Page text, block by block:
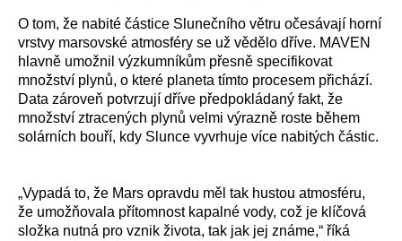
O tom, že nabité částice Slunečního větru očesávají horní
vrstvy marsovské atmosféry se už vědělo dříve. MAVEN
hlavně umožnil výzkumníkům přesně specifikovat
množství plynů, o které planeta tímto procesem přichází.
Data zároveň potvrzují dříve předpokládaný fakt, že
množství ztracených plynů velmi výrazně roste během
solárních bouří, kdy Slunce vyvrhuje více nabitých částic.
„Vypadá to, že Mars opravdu měl tak hustou atmosféru,
že umožňovala přítomnost kapalné vody, což je klíčová
složka nutná pro vznik života, tak jak jej známe,“ říká